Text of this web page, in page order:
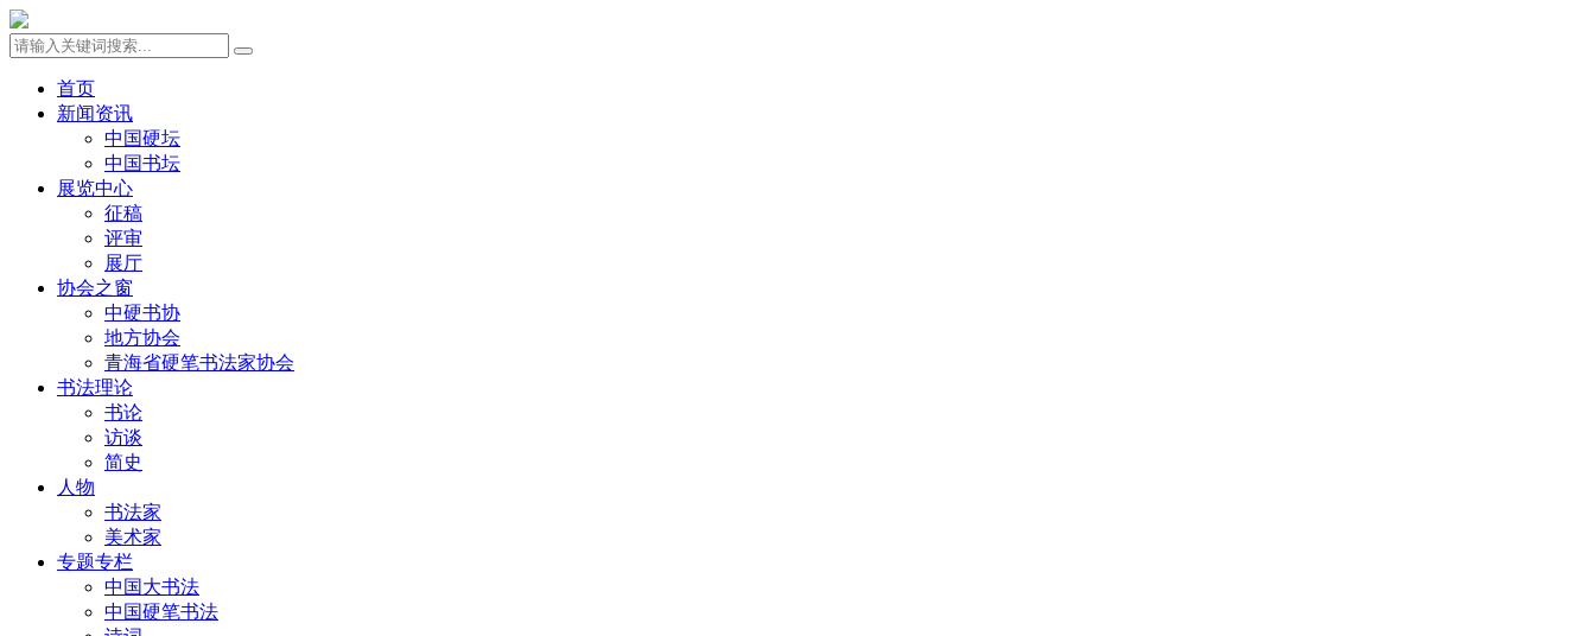
首页
新闻资讯
中国硬坛
中国书坛
展览中心
征稿
评审
展厅
协会之窗
中硬书协
地方协会
青海省硬笔书法家协会
书法理论
书论
访谈
简史
人物
书法家
美术家
专题专栏
中国大书法
中国硬笔书法